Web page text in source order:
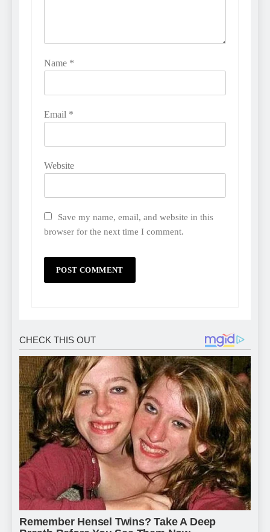
Name *
Email *
Website
Save my name, email, and website in this
browser for the next time I comment.